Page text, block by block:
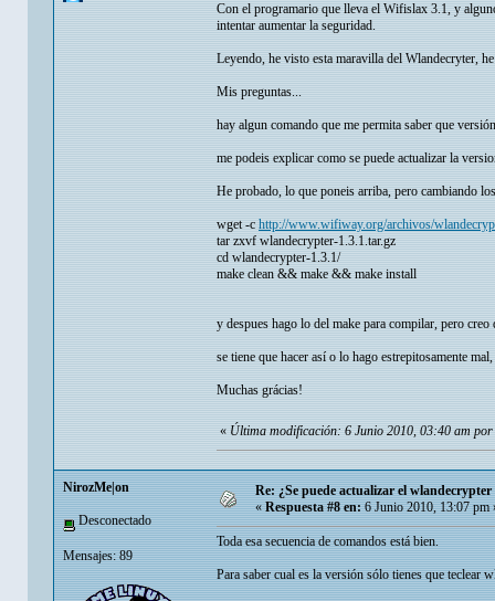
Con el programario que lleva el Wifislax 3.1, y
intentar aumentar la seguridad.
Leyendo, he visto esta maravilla del Wlandecryter,
Mis preguntas...
hay algun comando que me permita saber que
me podeis explicar como se puede actualizar la
He probado, lo que poneis arriba, pero cambiando
wget -c http://www.wifiway.org/archivos/
tar zxvf wlandecrypter-1.3.1.tar.gz
cd wlandecrypter-1.3.1/
make clean && make && make install
y despues hago lo del make para compilar, pero
se tiene que hacer así o lo hago estrepitosamente
Muchas grácias!
« Última modificación: 6 Junio 2010, 03:40 am por
NirozMe|on
Desconectado
Mensajes: 89
Re: ¿Se puede actualizar el
«Respuesta #8 en:6 Junio 2010, 13:07 pm
Toda esa secuencia de comandos está bien.
Para saber cual es la versión sólo tienes que teclear